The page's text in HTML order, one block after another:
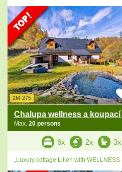
2M-275
Chalupa wellness a
Max. 20 persons
6x 2x 3x
„Luxury cottage Lilien with